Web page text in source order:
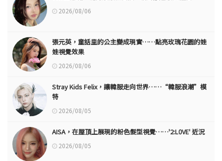
2026/08/06
張元英，童話里的公主變成現實……點亮玫瑰花園的娃
娃視覺效果
2026/08/06
Stray Kids Felix，讓韓服走向世界……“韓服浪潮”模
特
2026/08/05
AISA，在屋頂上展現的粉色髮型視覺……'2:L0VE' 近況
2026/08/05